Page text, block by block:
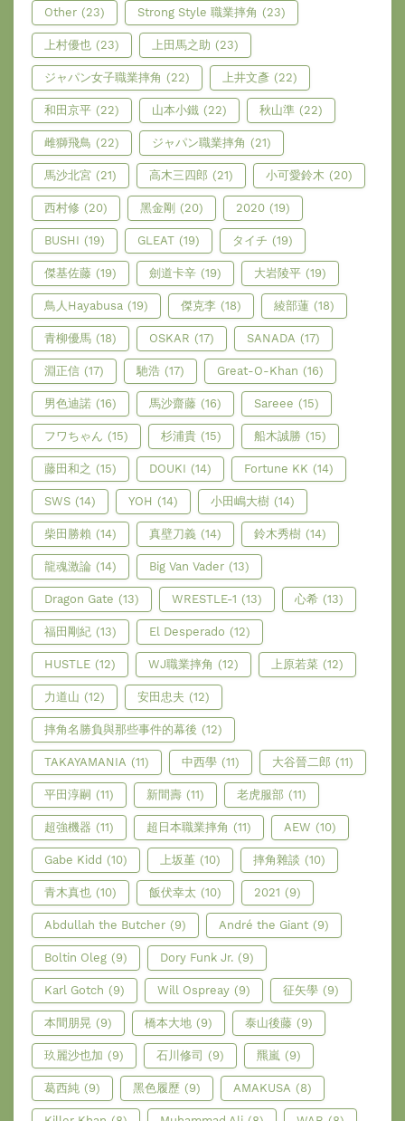
Other (23) Strong Style 職業摔角 (23)
上村優也 (23) 上田馬之助 (23)
ジャパン女子職業摔角 (22) 上井文彥 (22)
和田京平 (22) 山本小鐵 (22) 秋山準 (22)
雌獅飛鳥 (22) ジャパン職業摔角 (21)
馬沙北宮 (21) 高木三四郎 (21) 小可愛鈴木 (20)
西村修 (20) 黑金剛 (20) 2020 (19)
BUSHI (19) GLEAT (19) タイチ (19)
傑基佐藤 (19) 劍道卡辛 (19) 大岩陵平 (19)
鳥人Hayabusa (19) 傑克李 (18) 綾部蓮 (18)
青柳優馬 (18) OSKAR (17) SANADA (17)
淵正信 (17) 馳浩 (17) Great-O-Khan (16)
男色迪諾 (16) 馬沙齋藤 (16) Sareee (15)
フワちゃん (15) 杉浦貴 (15) 船木誠勝 (15)
藤田和之 (15) DOUKI (14) Fortune KK (14)
SWS (14) YOH (14) 小田嶋大樹 (14)
柴田勝賴 (14) 真壁刀義 (14) 鈴木秀樹 (14)
龍魂激論 (14) Big Van Vader (13)
Dragon Gate (13) WRESTLE-1 (13) 心希 (13)
福田剛紀 (13) El Desperado (12)
HUSTLE (12) WJ職業摔角 (12) 上原若菜 (12)
力道山 (12) 安田忠夫 (12)
摔角名勝負與那些事件的幕後 (12)
TAKAYAMANIA (11) 中西學 (11) 大谷晉二郎 (11)
平田淳嗣 (11) 新間壽 (11) 老虎服部 (11)
超強機器 (11) 超日本職業摔角 (11) AEW (10)
Gabe Kidd (10) 上坂堇 (10) 摔角雜談 (10)
青木真也 (10) 飯伏幸太 (10) 2021 (9)
Abdullah the Butcher (9) André the Giant (9)
Boltin Oleg (9) Dory Funk Jr. (9)
Karl Gotch (9) Will Ospreay (9) 征矢學 (9)
本間朋晃 (9) 橋本大地 (9) 泰山後藤 (9)
玖麗沙也加 (9) 石川修司 (9) 羆嵐 (9)
葛西純 (9) 黑色履歷 (9) AMAKUSA (8)